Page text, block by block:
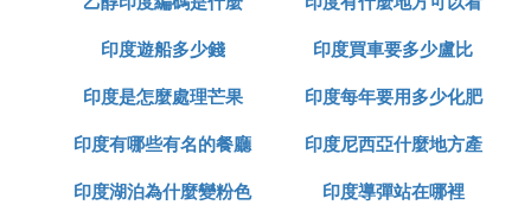
人真的是膽子特別的大，在這種情況之下都敢去參加
集體活動，他們完全沒有把疫情防控這件事放在心
❹ 去過印度的朋友們你們在印度感覺如何
到太陽
印度遊船多少錢
印度買車要多少盧比
印度是怎麼處理芒果
印度每年要用多少化肥
印度有哪些有名的餐廳
印度尼西亞什麼地方產
榴槤
印度湖泊為什麼變粉色
印度導彈站在哪裡